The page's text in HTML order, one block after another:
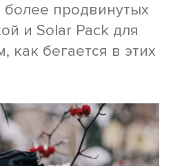
более продвинутых
и Solar Pack для
бегается в этих